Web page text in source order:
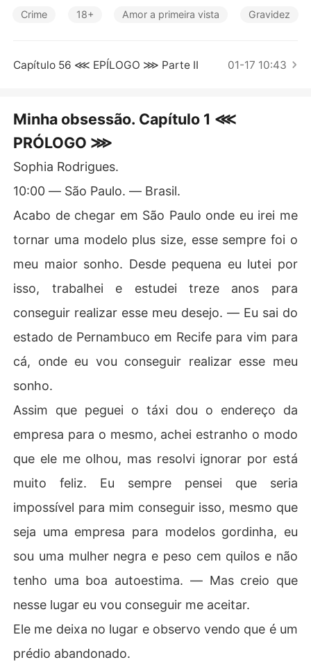
r vendedores de um mercado negro.
O que ela não imaginava era encontrar um homem louc
sposa.
Crime 18+ Amor a primeira vista Gravidez
Capítulo 56 ⋘ EPÍLOGO ⋙ Parte II 01-17 10:43
Minha obsessão. Capítulo 1 ⋘
PRÓLOGO ⋙
Sophia Rodrigues.
10:00 ― São Paulo. ― Brasil.
Acabo de chegar em São Paulo onde eu irei me
tornar uma modelo plus size, esse sempre foi o
meu maior sonho. Desde pequena eu lutei por
isso, trabalhei e estudei treze anos para
conseguir realizar esse meu desejo. ― Eu sai do
estado de Pernambuco em Recife para vim para
cá, onde eu vou conseguir realizar esse meu
sonho.
Assim que peguei o táxi dou o endereço da
empresa para o mesmo, achei estranho o modo
que ele me olhou, mas resolvi ignorar por está
muito feliz. Eu sempre pensei que seria
impossível para mim conseguir isso, mesmo que
seja uma empresa para modelos gordinha, eu
sou uma mulher negra e peso cem quilos e não
tenho uma boa autoestima. ― Mas creio que
nesse lugar eu vou conseguir me aceitar.
Ele me deixa no lugar e observo vendo que é um
prédio abandonado.